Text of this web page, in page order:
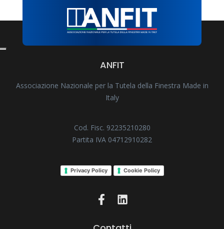
ANFIT
Associazione Nazionale per la Tutela della Finestra Made in
Italy
Cod. Fisc. 92235210280
Partita IVA 04712910282
Privacy Policy Cookie Policy